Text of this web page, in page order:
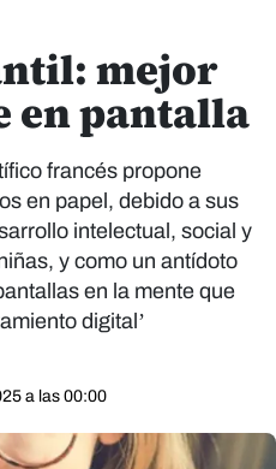
mejor
en pantalla
francés propone
en papel, debido a sus
intelectual, social y
y como un antídoto
en la mente que
digital’
a las 00:00